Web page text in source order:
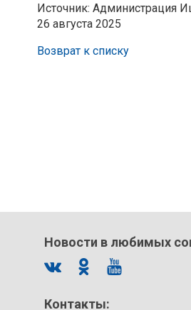
Источник: Администрация
26 августа 2025
Возврат к списку
Новости в любимых
Контакты: